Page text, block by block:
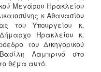
Μεγάρου Ηρακλείου
κ Αθανασίου
του Υπουργείου κ.
Ηρακλείου κ.
του Δικηγορικού
Λαμπρινό στο
θέμα αυτό.